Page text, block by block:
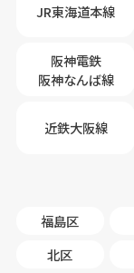
JR東海道本線
阪神電鉄
阪神なんば線
近鉄大阪線
福島区
北区